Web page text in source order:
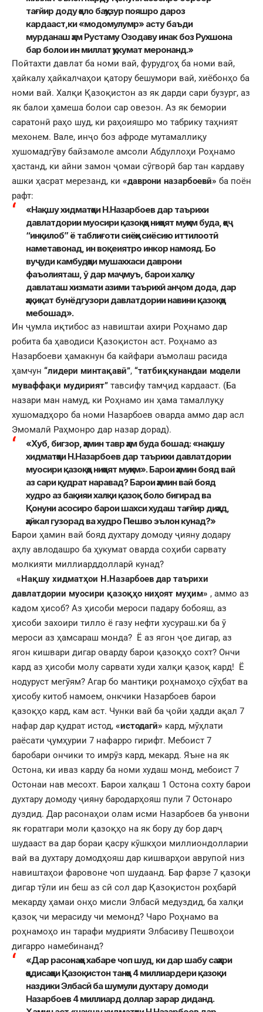
тағйир доду ҳоло баҳузур пояшро дароз
кардааст,ки «модомулумр» асту баъди
мурданаш ҳам Рустаму Озодаву инак боз Рухшона
бар болои ин миллат ҳукумат меронанд.»
Пойтахти давлат ба номи вай, фурудгоҳ ба номи вай,
ҳайкалу ҳайкалчаҳои қатору бешумори вай, хиёбонҳо ба
номи вай. Халқи Қазоқистон аз як дарди сари бузург, аз
як балои ҳамеша болои сар овезон. Аз як бемории
саратонӣ раҳо шуд, ки раҳоияшро мо табрику таҳният
мехонем. Вале, инҷо боз афроде мутамаллиқу
хушомадгӯву байзамоле амсоли Абдуллоҳи Роҳнамо
ҳастанд, ки айни замон ҷомаи сӯгворӣ бар тан кардаву
ашки ҳасрат мерезанд, ки «даврони назарбоевӣ» ба поён
рафт:
«Нақшу хидматҳои Н.Назарбоев дар таърихи
давлатдории муосири қазоқҳо ниҳоят муҳим буда, ҳеҷ
“инқилоб” ё таблиғоти сиёҳи сиёсию иттилоотӣ
наметавонад, ин воқеиятро инкор намояд. Бо
вуҷуди камбудҳои мушаххаси даврони
фаъолияташ, ӯ дар маҷмуъ, барои халқу
давлаташ хизмати азими таърихӣ анҷом дода, дар
ҳақиқат бунёдгузори давлатдории навини қазоқҳо
мебошад».
Ин ҷумла иқтибос аз навиштаи ахири Роҳнамо дар
робита ба ҳаводиси Қазоқистон аст. Роҳнамо аз
Назарбоеви ҳамакнун ба кайфари аъмолаш расида
ҳамчун “лидери минтақавӣ”, “татбиқкунандаи модели
муваффақи мудирият” тавсифу тамҷид кардааст. (Ба
назари ман намуд, ки Роҳнамо ин ҳама тамаллуқу
хушомадҳоро ба номи Назарбоев оварда аммо дар асл
Эмомалӣ Раҳмонро дар назар дорад).
«Хуб, бигзор, ҳамин тавр ҳам буда бошад: «нақшу
хидматҳои Н.Назарбоев дар таърихи давлатдории
муосири қазоқҳо ниҳоят муҳим». Барои ҳамин бояд вай
аз сари қудрат наравад? Барои ҳамин вай бояд
худро аз бақияи халқи қазоқ боло бигирад ва
Қонуни асосиро барои шахси худаш тағйир диҳад,
ҳайкал гузорад ва худро Пешво эълон кунад?»
Барои ҳамин вай бояд духтару домоду ҷияну додару
аҳлу авлодашро ба ҳукумат оварда соҳиби сарвату
молкияти миллиарддолларӣ кунад?
«Нақшу хидматҳои Н.Назарбоев дар таърихи
давлатдории муосири қазоқҳо ниҳоят муҳим» , аммо аз
кадом ҳисоб? Аз ҳисоби мероси падару бобояш, аз
ҳисоби захоири тилло ё газу нефти хусураш.ки ба ӯ
мероси аз ҳамсараш монда? Ё аз ягон ҷое дигар, аз
ягон кишвари дигар оварду барои қазоқҳо сохт? Ончи
кард аз ҳисоби молу сарвати худи халқи қазоқ кард! Ё
нодуруст мегӯям? Агар бо мантиқи роҳнамоҳо сӯҳбат ва
ҳисобу китоб намоем, онкчики Назарбоев барои
қазоқҳо кард, кам аст. Чунки вай ба ҷойи ҳадди ақал 7
нафар дар қудрат истод, «истодагӣ» кард, мӯҳлати
раёсати ҷумҳурии 7 нафарро гирифт. Мебоист 7
баробари ончики то имрӯз кард, мекард. Яъне на як
Остона, ки иваз карду ба номи худаш монд, мебоист 7
Остонаи нав месохт. Барои халқаш 1 Остона сохту барои
духтару домоду ҷияну бародарҳояш пули 7 Остонаро
дуздид. Дар расонаҳои олам исми Назарбоев ба унвони
як ғоратгари моли қазоқҳо на як бору ду бор дарҷ
шудааст ва дар бораи қасру кӯшкҳои миллиондолларии
вай ва духтару домодҳояш дар кишварҳои аврупоӣ низ
навиштаҳои фаровоне чоп шудаанд. Бар фарзе 7 қазоқи
дигар тӯли ин беш аз сӣ сол дар Қазоқистон роҳбарӣ
мекарду ҳамаи онҳо мисли Элбасӣ медуздид, ба халқи
қазоқ чи мерасиду чи мемонд? Чаро Роҳнамо ва
роҳнамоҳо ин тарафи мудрияти Элбасиву Пешвоҳои
дигарро намебинанд?
«Дар расонаҳо хабаре чоп шуд, ки дар шабу саҳари
ҳодисаҳои Қазоқистон танҳо 4 миллиардери қазоқи
наздики Элбасӣ ба шумули духтару домоди
Назарбоев 4 миллиард доллар зарар диданд.